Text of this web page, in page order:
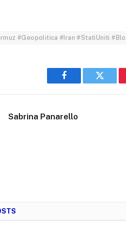
#Geopolitica #Iran #StatiUniti
Facebook Twitter
Sabrina Panarello